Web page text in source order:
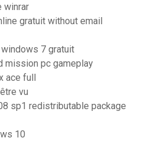
winrar
gratuit without email
7 gratuit
mission pc gameplay
ace full
vu
sp1 redistributable package
10